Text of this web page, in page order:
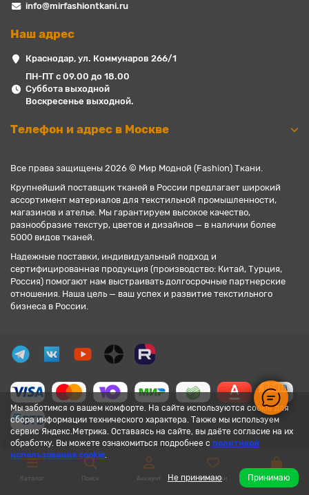
Мы заботимся о вашем комфорте. На сайте используются cookie для
сбора информации технического характера. Также мы используем
сервис Яндекс.Метрика. Оставаясь на сайте, вы даёте согласие на их
обработку. Вы можете ознакомиться подробнее с политикой
использования cookie.
Не принимаю Принимаю
info@mirfashiontkani.ru
Наш адрес
Краснодар, ул. Коммунаров 266/1
ПН-ПТ с 09.00 до 18.00
Суббота выходной
Воскресенье выходной.
Телефон и адрес в Москве
Все права защищены 2026 © Мир Модной (Fashion) Ткани.
Крупнейший поставщик тканей в России предлагает широкий
ассортимент материалов для текстильной промышленности,
магазинов и ателье. Мы гарантируем высокое качество,
разнообразие текстур, цветов и дизайнов — в наличии более
5000 видов тканей.
Надежные поставки, индивидуальный подход и
сертифицированная продукция (производство: Китай, Турция,
Россия) помогают нам выстраивать долгосрочные партнерские
отношения. Наша цель — ваш успех и развитие текстильного
бизнеса в России.
Каталог Поиск Аккаунт Закладки Корзина